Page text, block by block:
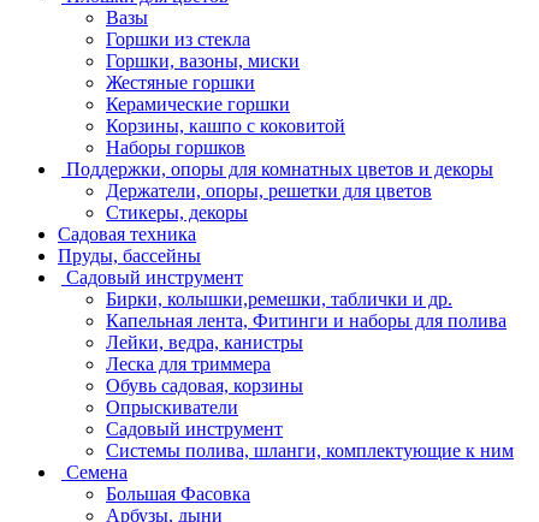
Вазы
Горшки из стекла
Горшки, вазоны, миски
Жестяные горшки
Керамические горшки
Корзины, кашпо с коковитой
Наборы горшков
Поддержки, опоры для комнатных цветов и декоры
Держатели, опоры, решетки для цветов
Стикеры, декоры
Садовая техника
Пруды, бассейны
Садовый инструмент
Бирки, колышки,ремешки, таблички и др.
Капельная лента, Фитинги и наборы для полива
Лейки, ведра, канистры
Леска для триммера
Обувь садовая, корзины
Опрыскиватели
Садовый инструмент
Системы полива, шланги, комплектующие к ним
Семена
Большая Фасовка
Арбузы, дыни